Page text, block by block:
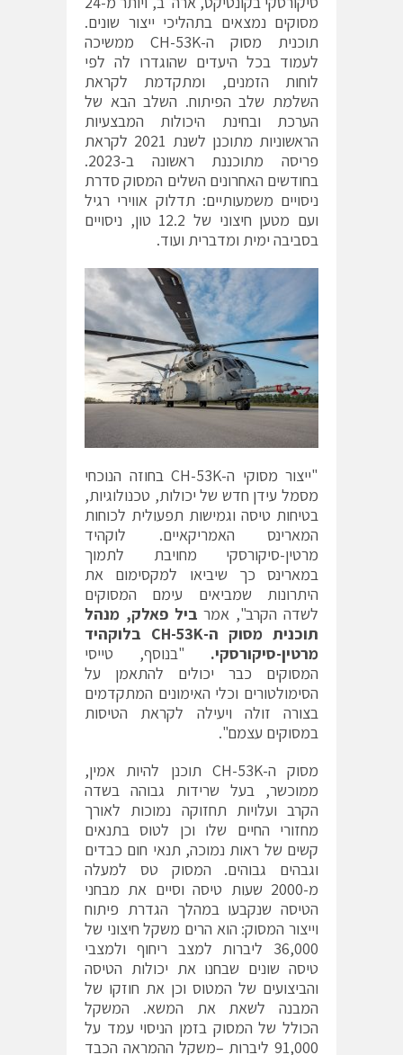
מסוקים נמצאים בתהליכי ייצור שונים.
תוכנית מסוק ה-CH-53K ממשיכה
לעמוד בכל היעדים שהוגדרו לה לפי
לוחות הזמנים, ומתקדמת לקראת
השלמת שלב הפיתוח. השלב הבא של
הערכת ובחינת היכולות המבצעיות
הראשוניות מתוכנן לשנת 2021 לקראת
פריסה מתוכננת ראשונה ב-2023.
בחודשים האחרונים השלים המסוק סדרת
ניסויים משמעותיים: תדלוק אווירי רגיל
ועם מטען חיצוני של 12.2 טון, ניסויים
בסביבה ימית ומדברית ועוד.
"ייצור מסוקי ה-CH-53K בחוזה הנוכחי
מסמל עידן חדש של יכולות, טכנולוגיות,
בטיחות טיסה וגמישות תפעולית לכוחות
המארינס האמריקאיים. לוקהיד
מרטין-סיקורסקי מחויבת לתמוך
במארינס כך שיביאו למקסימום את
היתרונות שמביאים עימם המסוקים
לשדה הקרב", אמר ביל פאלק, מנהל
תוכנית מסוק ה-CH-53K בלוקהיד
מרטין-סיקורסקי. "בנוסף, טייסי
המסוקים כבר יכולים להתאמן על
הסימולטורים וכלי האימונים המתקדמים
בצורה זולה ויעילה לקראת הטיסות
במסוקים עצמם".
מסוק ה-CH-53K תוכנן להיות אמין,
ממוכשר, בעל שרידות גבוהה בשדה
הקרב ועלויות תחזוקה נמוכות לאורך
מחזורי החיים שלו וכן לטוס בתנאים
קשים של ראות נמוכה, תנאי חום כבדים
וגבהים גבוהים. המסוק טס למעלה
מ-2000 שעות טיסה וסיים את מבחני
הטיסה שנקבעו במהלך הגדרת פיתוח
וייצור המסוק: הוא הרים משקל חיצוני של
36,000 ליברות למצב ריחוף ולמצבי
טיסה שונים שבחנו את יכולות הטיסה
והביצועים של המטוס וכן את חוזקו של
המבנה לשאת את המשא. המשקל
הכולל של המסוק בזמן הניסוי עמד על
91,000 ליברות –משקל ההמראה הכבד